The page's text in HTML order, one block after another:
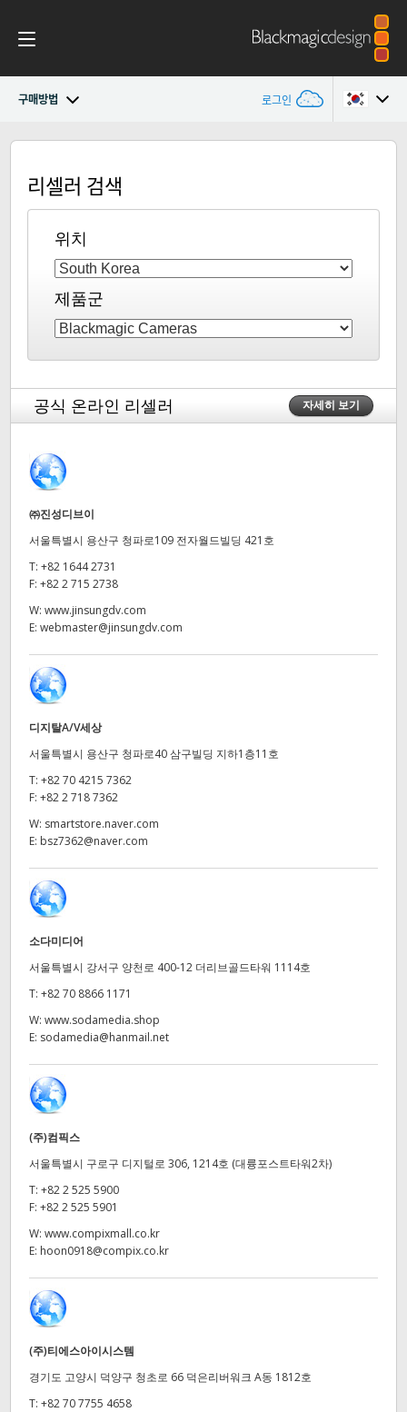
구매방법 로그인
Blackmagic Media Dock
사양 Australia
Austria
Brazil
Canada
Denmark
Finland
Hong Kong SAR, China
India
Italy
Japan
Mexico
Malaysia
Netherlands
Poland
Portugal
Singapore
Sweden
Chinese Taipei
Turkey
UAE
리셀러 검색
위치
제품군
공식 온라인 리셀러 자세히 보기
㈜진성디브이
서울특별시 용산구 청파로109 전자월드빌딩 421호
T: +82 1644 2731
F: +82 2 715 2738
W: www.jinsungdv.com
E: webmaster@jinsungdv.com
디지탈A/V세상
서울특별시 용산구 청파로40 삼구빌딩 지하1층11호
T: +82 70 4215 7362
F: +82 2 718 7362
W: smartstore.naver.com
E: bsz7362@naver.com
소다미디어
서울특별시 강서구 양천로 400-12 더리브골드타워 1114호
T: +82 70 8866 1171
W: www.sodamedia.shop
E: sodamedia@hanmail.net
(주)컴픽스
서울특별시 구로구 디지털로 306, 1214호 (대륭포스트타워2차)
T: +82 2 525 5900
F: +82 2 525 5901
W: www.compixmall.co.kr
E: hoon0918@compix.co.kr
(주)티에스아이시스템
경기도 고양시 덕양구 청초로 66 덕은리버워크 A동 1812호
T: +82 70 7755 4658